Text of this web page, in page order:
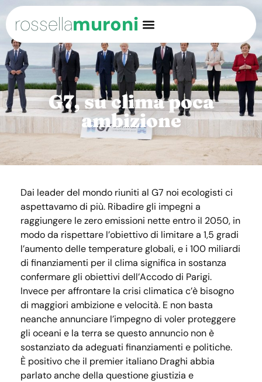
rossellamuroni
G7, su clima poca
ambizione
Dai leader del mondo riuniti al G7 noi ecologisti ci
aspettavamo di più. Ribadire gli impegni a
raggiungere le zero emissioni nette entro il 2050, in
modo da rispettare l’obiettivo di limitare a 1,5 gradi
l’aumento delle temperature globali, e i 100 miliardi
di finanziamenti per il clima significa in sostanza
confermare gli obiettivi dell’Accodo di Parigi.
Invece per affrontare la crisi climatica c’è bisogno
di maggiori ambizione e velocità. E non basta
neanche annunciare l’impegno di voler proteggere
gli oceani e la terra se questo annuncio non è
sostanziato da adeguati finanziamenti e politiche.
È positivo che il premier italiano Draghi abbia
parlato anche della questione giustizia e